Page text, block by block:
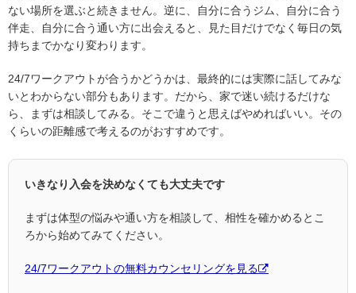
ない場所を選ぶと続きません。逆に、自分に合うジム、自分に合う
伴走、自分に合う通い方に出会えると、見た目だけでなく毎日の気
持ちまでかなり変わります。
24/7ワークアウトが合うかどうかは、最終的には実際に話してみな
いとわからない部分もあります。だから、家で迷い続けるだけな
ら、まずは相談してみる。そこで違うと思えばやめればいい。その
くらいの距離感で考えるのがおすすめです。
いきなり入会を決めなくても大丈夫です
まずは体型の悩みや通い方を相談して、相性を確かめるとこ
ろから始めてみてください。
24/7ワークアウトの無料カウンセリングを見る